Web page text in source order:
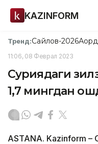
KAZINFORM
Тренд:Сайлов-2026
11:06, 08 Феврал 2023
Суриядаги
1,7 мингдан
ASTANA. Kazinform –